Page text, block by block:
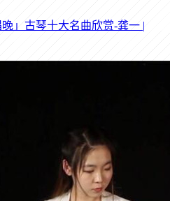
晚」古琴十大名曲欣赏-龚一 |